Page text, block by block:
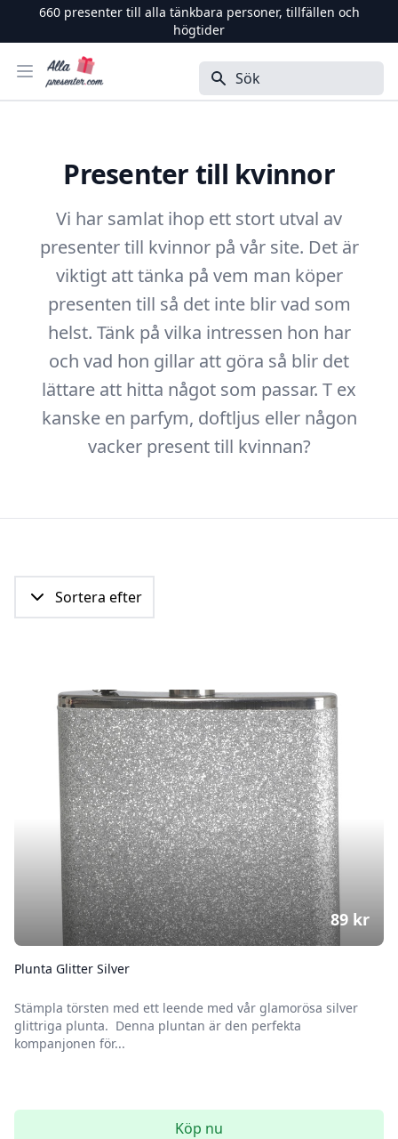
660presenter till alla tänkbara personer, tillfällen och
högtider
Öppna menyn
Alla Presenter Sök
Presenter till kvinnor
Vi har samlat ihop ett stort utval av
presenter till kvinnor på vår site. Det är
viktigt att tänka på vem man köper
presenten till så det inte blir vad som
helst. Tänk på vilka intressen hon har
och vad hon gillar att göra så blir det
lättare att hitta något som passar. T ex
kanske en parfym, doftljus eller någon
vacker present till kvinnan?
Sortera efter
Plunta Glitter Silver
Stämpla törsten med ett leende med vår glamorösa silver
glittriga plunta. Denna pluntan är den perfekta
kompanjonen för...
89 kr
Köp nu